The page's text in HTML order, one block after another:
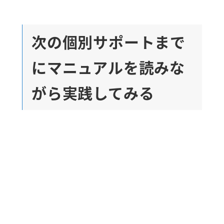
次の個別サポートまで
にマニュアルを読みな
がら実践してみる